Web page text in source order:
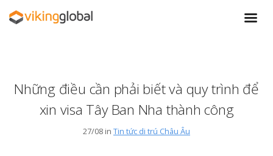
Những điều cần phải biết và quy trình để
xin visa Tây Ban Nha thành công
27/08 in Tin tức di trú Châu Âu